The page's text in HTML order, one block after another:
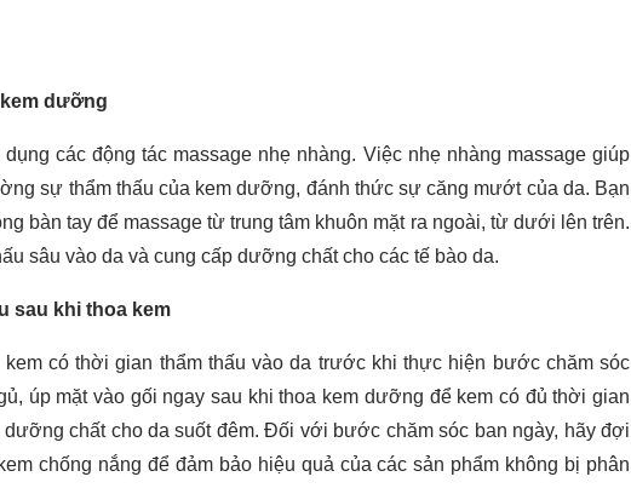
dưỡng
các động tác massage nhẹ nhàng. Việc nhẹ nhàng massage giúp
sự thẩm thấu của kem dưỡng, đánh thức sự căng mướt của da. Bạn
bàn tay để massage từ trung tâm khuôn mặt ra ngoài, từ dưới lên trên.
sâu vào da và cung cấp dưỡng chất cho các tế bào da.
sau khi thoa kem
có thời gian thẩm thấu vào da trước khi thực hiện bước chăm sóc
úp mặt vào gối ngay sau khi thoa kem dưỡng để kem có đủ thời gian
chất cho da suốt đêm. Đối với bước chăm sóc ban ngày, hãy đợi
chống nắng để đảm bảo hiệu quả của các sản phẩm không bị phân